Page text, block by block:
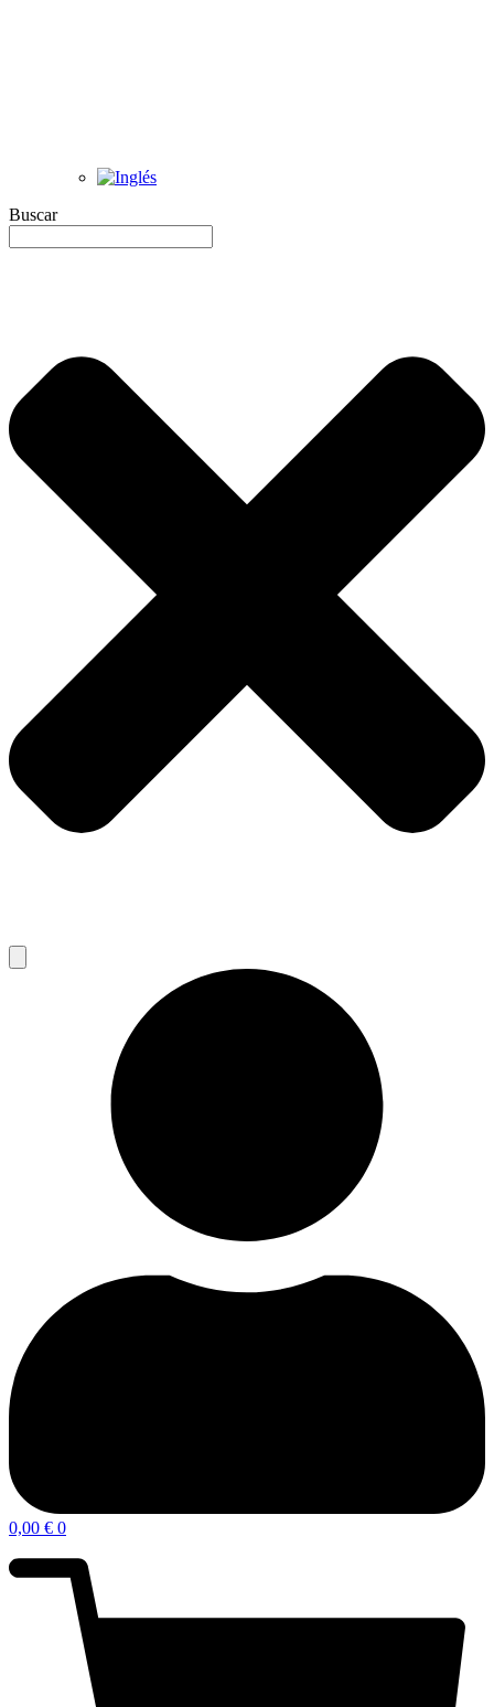
Buscar
0,00 € 0